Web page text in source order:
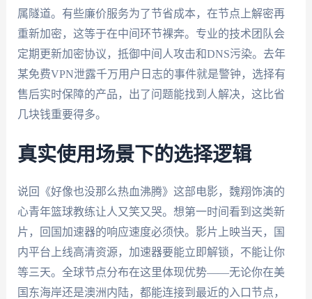
属隧道。有些廉价服务为了节省成本，在节点上解密再
重新加密，这等于在中间环节裸奔。专业的技术团队会
定期更新加密协议，抵御中间人攻击和DNS污染。去年
某免费VPN泄露千万用户日志的事件就是警钟，选择有
售后实时保障的产品，出了问题能找到人解决，这比省
几块钱重要得多。
真实使用场景下的选择逻辑
说回《好像也没那么热血沸腾》这部电影，魏翔饰演的
心青年篮球教练让人又笑又哭。想第一时间看到这类新
片，回国加速器的响应速度必须快。影片上映当天，国
内平台上线高清资源，加速器要能立即解锁，不能让你
等三天。全球节点分布在这里体现优势——无论你在美
国东海岸还是澳洲内陆，都能连接到最近的入口节点，